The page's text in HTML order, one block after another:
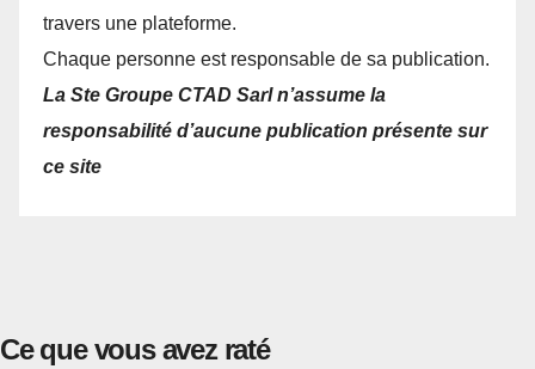
travers une plateforme.
Chaque personne est responsable de sa publication.
La Ste Groupe CTAD Sarl n’assume la
responsabilité d’aucune publication présente sur
ce site
Ce que vous avez raté